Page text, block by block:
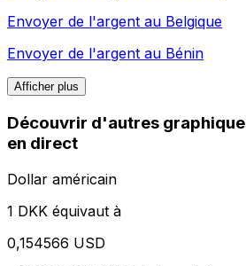
Envoyer de l'argent au Belgique
Envoyer de l'argent au Bénin
Afficher plus
Découvrir d'autres
en direct
Dollar américain
1 DKK équivaut à
0,154566 USD